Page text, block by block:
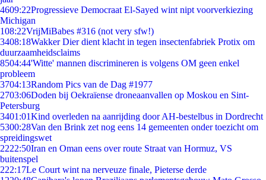
4609:22Progressieve Democraat El-Sayed wint nipt voorverkiezing
Michigan
108:22VrijMiBabes #316 (not very sfw!)
3408:18Wakker Dier dient klacht in tegen insectenfabriek Protix om
duurzaamheidsclaims
8504:44'Witte' mannen discrimineren is volgens OM geen enkel
probleem
3704:13Random Pics van de Dag #1977
2703:06Doden bij Oekraïense droneaanvallen op Moskou en Sint-
Petersburg
3401:01Kind overleden na aanrijding door AH-bestelbus in Dordrecht
5300:28Van den Brink zet nog eens 14 gemeenten onder toezicht om
spreidingswet
2222:50Iran en Oman eens over route Straat van Hormuz, VS
buitenspel
222:17Le Court wint na nerveuze finale, Pieterse derde